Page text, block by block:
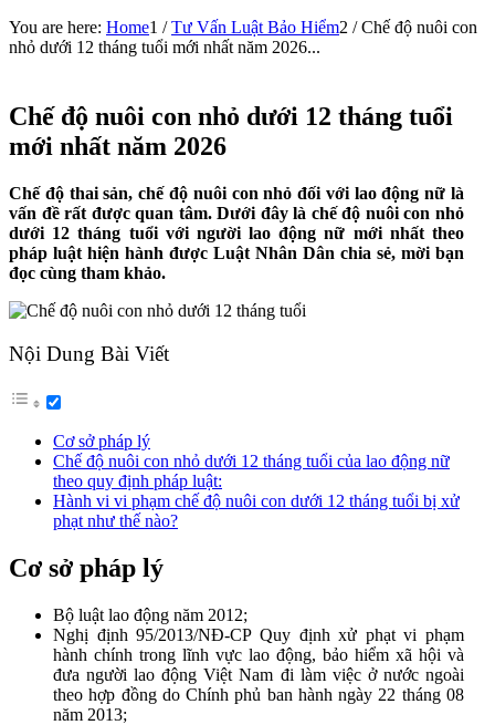
You are here: Home1 / Tư Vấn Luật Bảo Hiểm2 / Chế độ nuôi con
nhỏ dưới 12 tháng tuổi mới nhất năm 2026...
Chế độ nuôi con nhỏ dưới 12 tháng tuổi
mới nhất năm 2026
Chế độ thai sản, chế độ nuôi con nhỏ đối với lao động nữ là
vấn đề rất được quan tâm. Dưới đây là chế độ nuôi con nhỏ
dưới 12 tháng tuổi với người lao động nữ mới nhất theo
pháp luật hiện hành được Luật Nhân Dân chia sẻ, mời bạn
đọc cùng tham khảo.
Nội Dung Bài Viết
Cơ sở pháp lý
Chế độ nuôi con nhỏ dưới 12 tháng tuổi của lao động nữ
theo quy định pháp luật:
Hành vi vi phạm chế độ nuôi con dưới 12 tháng tuổi bị xử
phạt như thế nào?
Cơ sở pháp lý
Bộ luật lao động năm 2012;
Nghị định 95/2013/NĐ-CP Quy định xử phạt vi phạm
hành chính trong lĩnh vực lao động, bảo hiểm xã hội và
đưa người lao động Việt Nam đi làm việc ở nước ngoài
theo hợp đồng do Chính phủ ban hành ngày 22 tháng 08
năm 2013;